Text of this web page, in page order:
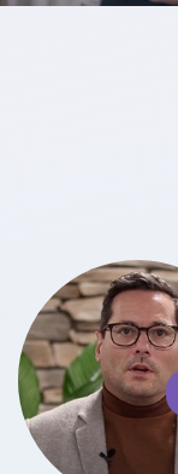
Alles
Credohuis
Parkstad